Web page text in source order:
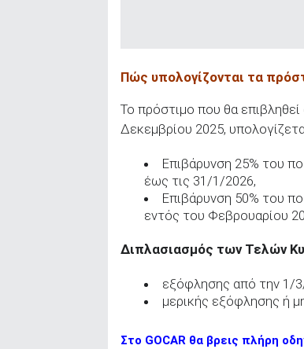
Πώς υπολογίζονται τα
Το πρόστιμο που θα
Δεκεμβρίου 2025,
Επιβάρυνση 25% του
έως τις 31/1/2026,
Επιβάρυνση 50% του
εντός του Φεβρουαρίου
Διπλασιασμός των Τελών
εξόφλησης από την 1/
μερικής εξόφλησης ή
Στο GOCAR θα βρεις πλήρη